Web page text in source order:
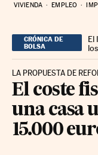
VIVIENDA EMPLEO
CRÓNICA DE
BOLSA
El
LA PROPUESTA DE
El coste
una casa
15.000